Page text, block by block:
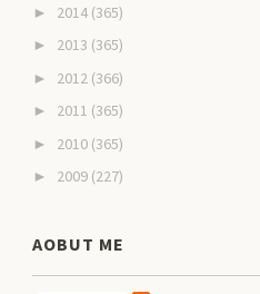
► 2014 (365)
► 2013 (365)
► 2012 (366)
► 2011 (365)
► 2010 (365)
► 2009 (227)
AOBUT ME